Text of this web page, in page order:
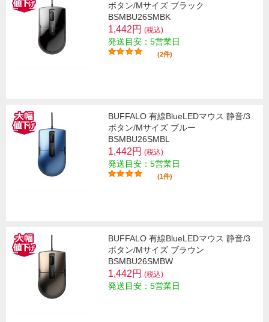
ボタン/Mサイズ ブラック
BSMBU26SMBK
1,442円 (税込)
発送目安：5営業日
(2件)
BUFFALO 有線BlueLEDマウス 静音/3
ボタン/Mサイズ ブルー
BSMBU26SMBL
1,442円 (税込)
発送目安：5営業日
(1件)
BUFFALO 有線BlueLEDマウス 静音/3
ボタン/Mサイズ ブラウン
BSMBU26SMBW
1,442円 (税込)
発送目安：5営業日